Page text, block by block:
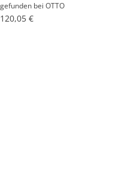
gefunden bei OTTO
120,05 €